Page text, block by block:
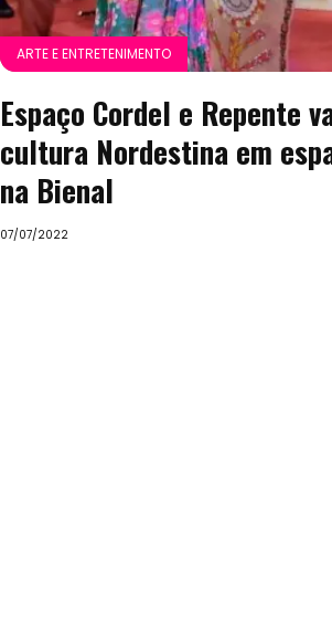
ARTE E ENTRETENIMENTO
Espaço Cordel e Repente
cultura Nordestina em
na Bienal
07/07/2022